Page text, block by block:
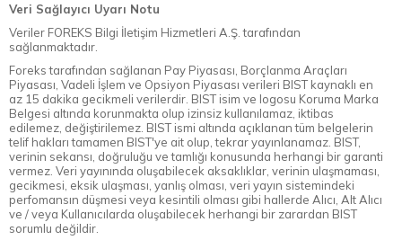
Veri Sağlayıcı Uyarı Notu
Veriler FOREKS Bilgi İletişim Hizmetleri A.Ş. tarafından
sağlanmaktadır.
Foreks tarafından sağlanan Pay Piyasası, Borçlanma Araçları
Piyasası, Vadeli İşlem ve Opsiyon Piyasası verileri BIST kaynaklı en
az 15 dakika gecikmeli verilerdir. BIST isim ve logosu Koruma Marka
Belgesi altında korunmakta olup izinsiz kullanılamaz, iktibas
edilemez, değiştirilemez. BIST ismi altında açıklanan tüm belgelerin
telif hakları tamamen BIST'ye ait olup, tekrar yayınlanamaz. BIST,
verinin sekansı, doğruluğu ve tamlığı konusunda herhangi bir garanti
vermez. Veri yayınında oluşabilecek aksaklıklar, verinin ulaşmaması,
gecikmesi, eksik ulaşması, yanlış olması, veri yayın sistemindeki
perfomansın düşmesi veya kesintili olması gibi hallerde Alıcı, Alt Alıcı
ve / veya Kullanıcılarda oluşabilecek herhangi bir zarardan BIST
sorumlu değildir.